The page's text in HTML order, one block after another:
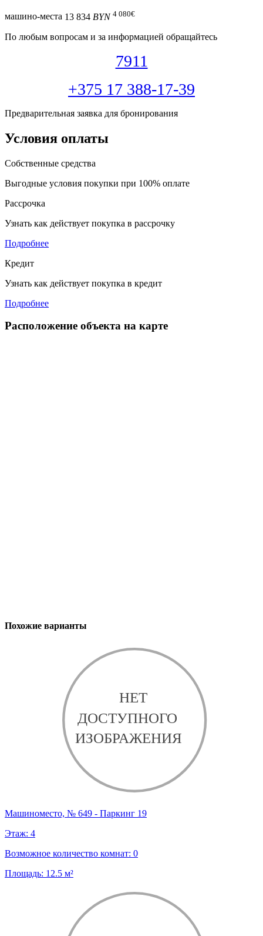
машино-места 13 834 BYN 4 080€
По любым вопросам и за информацией обращайтесь
7911
+375 17 388-17-39
Предварительная заявка для бронирования
Условия оплаты
Собственные средства
Выгодные условия покупки при 100% оплате
Рассрочка
Узнать как действует покупка в рассрочку
Подробнее
Кредит
Узнать как действует покупка в кредит
Подробнее
Расположение объекта на карте
Похожие варианты
Машиноместо, № 649 - Паркинг 19
Этаж: 4
Возможное количество комнат: 0
Площадь: 12.5 м²